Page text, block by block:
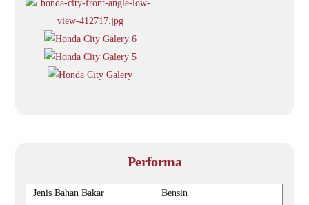
Performa
Jenis Bahan Bakar
Bensin